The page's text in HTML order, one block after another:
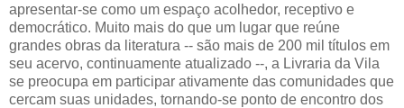
apresentar-se como um espaço acolhedor, receptivo e
democrático. Muito mais do que um lugar que reúne
grandes obras da literatura -- são mais de 200 mil títulos em
seu acervo, continuamente atualizado --, a Livraria da Vila
se preocupa em participar ativamente das comunidades que
cercam suas unidades, tornando-se ponto de encontro dos